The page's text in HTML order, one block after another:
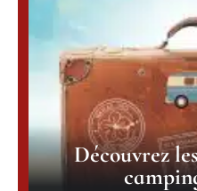
Découvrez